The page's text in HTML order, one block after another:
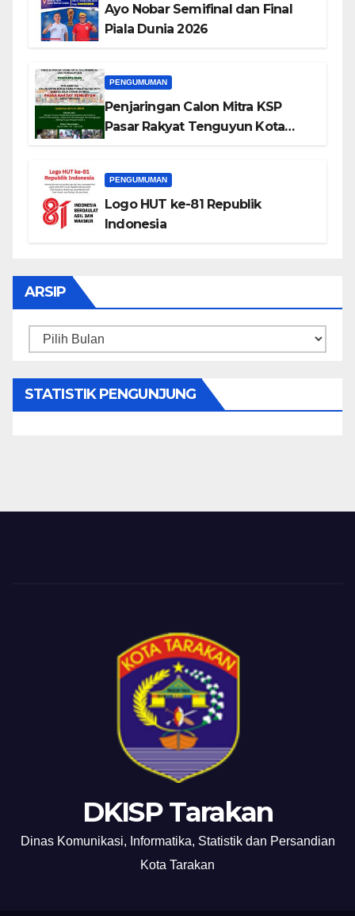
Ayo Nobar Semifinal dan Final
Piala Dunia 2026
PENGUMUMAN
Penjaringan Calon Mitra KSP
Pasar Rakyat Tenguyun Kota
PENGUMUMAN
Logo HUT ke-81 Republik
Indonesia
ARSIP
Arsip
STATISTIK PENGUNJUNG
DKISP Tarakan
Dinas Komunikasi, Informatika, Statistik dan Persandian
Kota Tarakan